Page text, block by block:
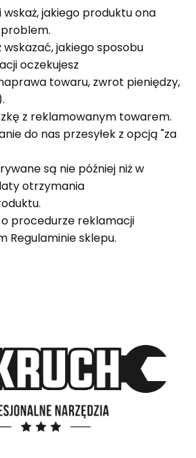
jakiego produktu ona
wskazać, jakiego sposobu
oczekujesz
towaru, zwrot pieniędzy,
z reklamowanym towarem.
do nas przesyłek z opcją "za
są nie później niż w
otrzymania
o procedurze reklamacji
Regulaminie sklepu.